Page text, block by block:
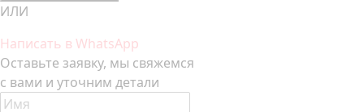
ИЛИ
Написать в WhatsApp
Оставьте заявку, мы свяжемся
с вами и уточним детали